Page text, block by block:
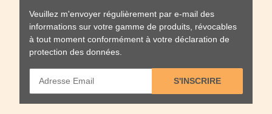
Veuillez m'envoyer régulièrement par e-mail des
informations sur votre gamme de produits, révocables
à tout moment conformément à votre déclaration de
protection des données
S'INSCRIRE